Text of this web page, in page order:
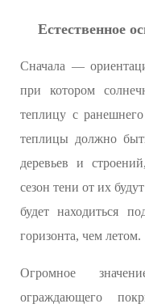
Естественное
Сначала —
при котором
теплицу с
теплицы должно
деревьев и
сезон тени от их
будет находиться
горизонта, чем летом.
Огромное
ограждающего